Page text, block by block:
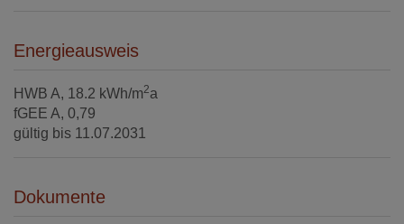
Energieausweis
HWB A, 18.2 kWh/m2a
fGEE A, 0,79
gültig bis 11.07.2031
Dokumente